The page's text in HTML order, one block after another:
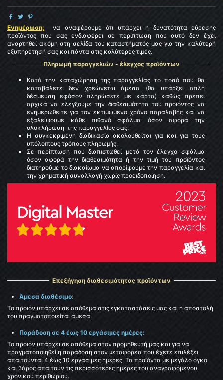
Ενημέρωση: να αναφέρουμε ότι υπάρχει η δυνατότητα εύρεσης
προϊόντος που σας ενδιαφέρει σε περίπτωση που αυτό δεν έχει
αναρτηθεί ακόμη στη σελίδα του καταστήματός μας για την καλύτερή
εξυπηρέτησή σας και πάντα στις καλύτερες τιμές.
Πληρωμή παραγγελιών - έλεγχος προϊόντων
Κατά την καταχώρηση της παραγγελίας το ποσό που θα
καταβάλετε δεν χρεώνεται άμεσα (θα υπάρξει απλή
δέσμευση εφόσον πληρώσετε με κάρτα) καθώς πρέπει
αρχικά να ελέγξουμε την διαθεσιμότητα του προϊόντος να
ενημερωθείτε για τoν εκτιμώμενo χρόνο παραλαβής και να
εξαλείψουμε κάθε πιθανό σφάλμα όσον αφορά την
ολοκλήρωση της παραγγελίας σας.
Η συγκεκριμένη διαδικασία ακολουθείται για και για τους
υπόλοιπους τρόπους πληρωμής.
Σε περίπτωση που διαπιστωθεί μετά τον έλεγχο σφάλμα
όσον αφορά την διαθεσιμότητα ή την τιμή του προϊόντος
διατηρούμε το διακαίωμα να απορίψουμε την παραγγελία και
την χρηματική συναλλαγή χωρίς προειδοποίηση.
Επεξήγηση διαθεσιμότητας προϊόντων
Άμεσα διαθέσιμο:
Το προϊόν υπάρχει σε απόθεμα στις εγκαταστάσεις μας και η αποστολή
του πραγματοποιείται άμεσα.
Παράδοση σε 4 έως 10 εργάσιμες ημέρες:
Το προϊόν υπάρχει σε απόθεμα στον προμηθευτή μας και για να
πραγματοποιηθεί η παράδοση στον μεταφορέα που έχετε επιλέξει
απαιτούνται 4 έως 10 εργάσιμες ημέρες. Τα προϊόντα με μεγάλο όγκο
και βάρος απαιτούν τις περισσότερες ημέρες του αναγραφόμενου
χρονικού περιθωρίου.